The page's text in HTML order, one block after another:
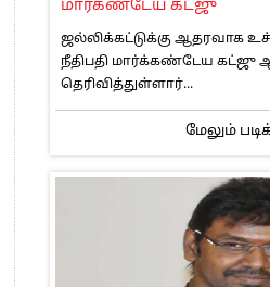
மார்கண்டேய கட்ஜு
ஜல்லிக்கட்டுக்கு ஆதரவாக
நீதிபதி மார்க்கண்டேய கட்ஜு
தெரிவித்துள்ளார்...
மேலும்